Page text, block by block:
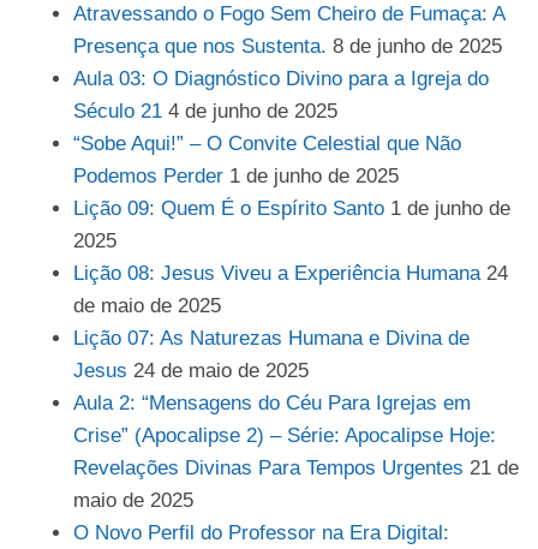
Atravessando o Fogo Sem Cheiro de Fumaça: A
Presença que nos Sustenta. 8 de junho de 2025
Aula 03: O Diagnóstico Divino para a Igreja do
Século 21 4 de junho de 2025
“Sobe Aqui!” – O Convite Celestial que Não
Podemos Perder 1 de junho de 2025
Lição 09: Quem É o Espírito Santo 1 de junho de
2025
Lição 08: Jesus Viveu a Experiência Humana 24
de maio de 2025
Lição 07: As Naturezas Humana e Divina de
Jesus 24 de maio de 2025
Aula 2: “Mensagens do Céu Para Igrejas em
Crise” (Apocalipse 2) – Série: Apocalipse Hoje:
Revelações Divinas Para Tempos Urgentes 21 de
maio de 2025
O Novo Perfil do Professor na Era Digital: